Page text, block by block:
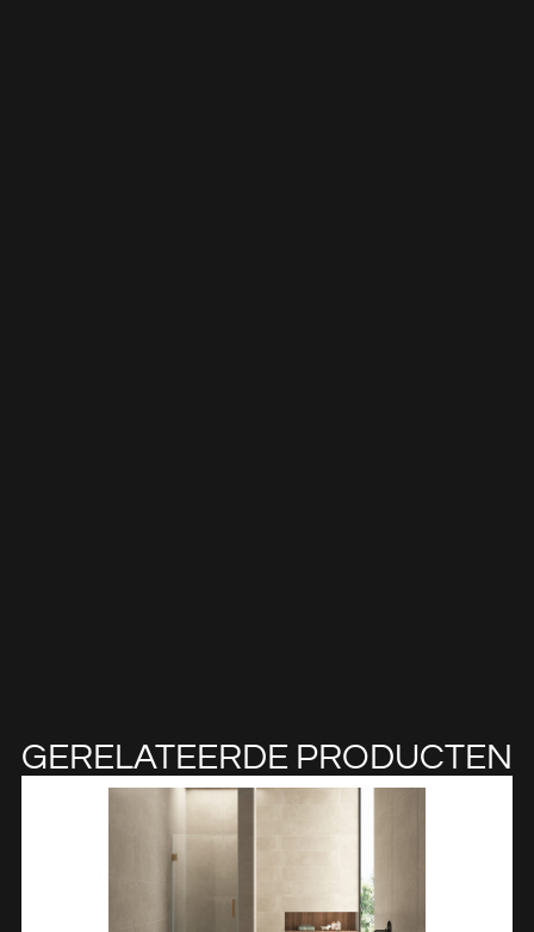
GERELATEERDE PRODUCTEN